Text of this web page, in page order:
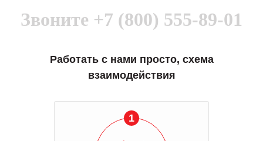
Звоните +7 (800) 555-89-01
Работать с нами просто, схема
взаимодействия
2